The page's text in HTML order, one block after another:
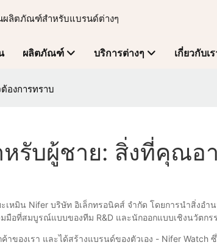
ผลิตภัณฑ์สำหรับแบรนด์ต่างๆ
ผลิตภัณฑ์ บริการต่างๆ เกี่ยวกับเ
องการทราบ
รับผู้ชาย: สิ่งที่คุณอ
หมิน Nifer บริษัท อิเล็กทรอนิคส์ จำกัด โดยการนำสิ่ง
มือที่สมบูรณ์แบบของทีม R&D และนักออกแบบเชิงนวัต
ของเรา และได้สร้างแบรนด์ของตัวเอง - Nifer